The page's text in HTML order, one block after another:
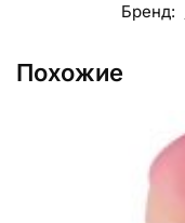
Бренд:
Похожие